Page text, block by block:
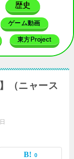
歴史
ゲーム動画
東方Project
（ニャース
0